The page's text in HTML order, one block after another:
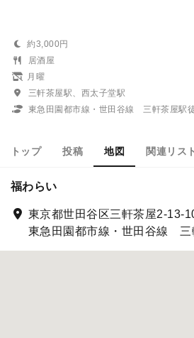
約3,000円
居酒屋
月曜
三軒茶屋駅、西太子堂駅
東急田園都市線・世田谷線 三軒茶屋駅
トップ 投稿 地図 関連リスト
福わらい
東京都世田谷区三軒茶屋2-13-
東急田園都市線・世田谷線 三